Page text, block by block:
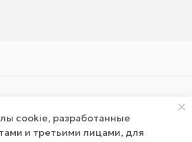
cookie, разработанные
и третьими лицами, для